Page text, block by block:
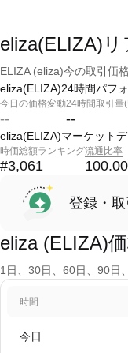
eliza(ELIZA)
ELIZA (eliza)今の取引価
eliza(ELIZA)24時間パフ
今日の価格変動
--
24時間取引量
--
eliza(ELIZA)マーケット
時価総額ランキング
#3,061
流通比率
100.00
登録・
eliza (ELIZA)
1日、30日、60日、90日
時間
今日